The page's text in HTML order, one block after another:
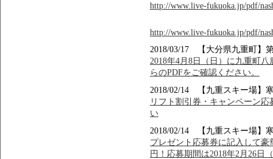
http://www.live-fukuoka.jp/pdf/
http://www.live-fukuoka.jp/pdf/
2018/03/17 【大分県九重町】
2018年4月8日（日）に九重町
らのPDFをご確認ください。
2018/02/14 【九重スキー場】
リフト割引券・キャンペーン
い
2018/02/14 【九重スキー場】
プレゼント応募券に記入して豪
円！応募期間は2018年2月26日